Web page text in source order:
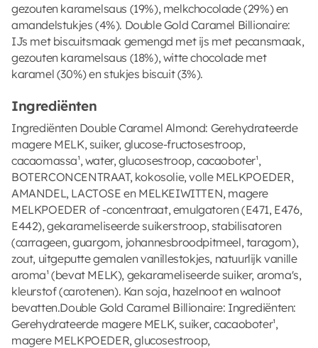
gezouten karamelsaus (19%), melkchocolade (29%) en
amandelstukjes (4%). Double Gold Caramel Billionaire:
IJs met biscuitsmaak gemengd met ijs met pecansmaak,
gezouten karamelsaus (18%), witte chocolade met
karamel (30%) en stukjes biscuit (3%).
Ingrediënten
Ingrediënten Double Caramel Almond: Gerehydrateerde
magere MELK, suiker, glucose-fructosestroop,
cacaomassa¹, water, glucosestroop, cacaoboter¹,
BOTERCONCENTRAAT, kokosolie, volle MELKPOEDER,
AMANDEL, LACTOSE en MELKEIWITTEN, magere
MELKPOEDER of -concentraat, emulgatoren (E471, E476,
E442), gekarameliseerde suikerstroop, stabilisatoren
(carrageen, guargom, johannesbroodpitmeel, taragom),
zout, uitgeputte gemalen vanillestokjes, natuurlijk vanille
aroma¹ (bevat MELK), gekarameliseerde suiker, aroma's,
kleurstof (carotenen). Kan soja, hazelnoot en walnoot
bevatten.Double Gold Caramel Billionaire: Ingrediënten:
Gerehydrateerde magere MELK, suiker, cacaoboter¹,
magere MELKPOEDER, glucosestroop,